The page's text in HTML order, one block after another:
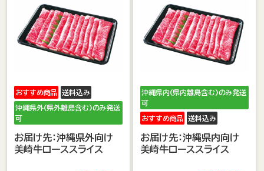
おすすめ商品 送料込み
沖縄県外(県外離島含む)のみ発送
可
お届け先：沖縄県外向け
美崎牛ローススライス
沖縄県内(県内離島含む)のみ発送
可
おすすめ商品 送料込み
お届け先：沖縄県内向け
美崎牛ローススライス